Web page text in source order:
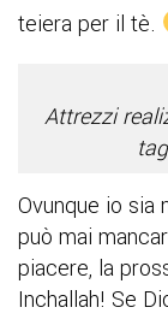
teiera per il tè.
Attrezzi
Ovunque io sia
può mai
piacere, la
Inchallah! Se